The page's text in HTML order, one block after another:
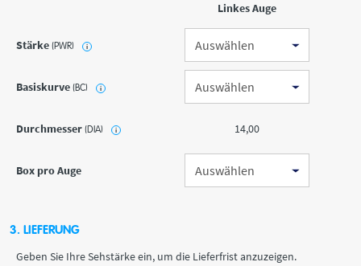
Linkes Auge
Stärke(PWR) i
Basiskurve(BC) i
Durchmesser(DIA) i 14,00
Box pro Auge
3. LIEFERUNG
Geben Sie Ihre Sehstärke ein, um die Lieferfrist anzuzeigen.